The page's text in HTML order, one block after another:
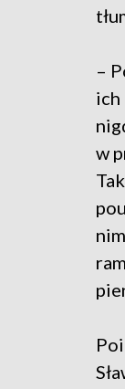
–
ich
w